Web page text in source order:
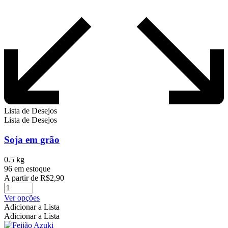
Lista de Desejos
Lista de Desejos
Soja em grão
0.5 kg
96 em estoque
A partir de R$2,90
Ver opçõesEste
produto
tem
várias
Adicionar a Lista
Adicionar a Lista